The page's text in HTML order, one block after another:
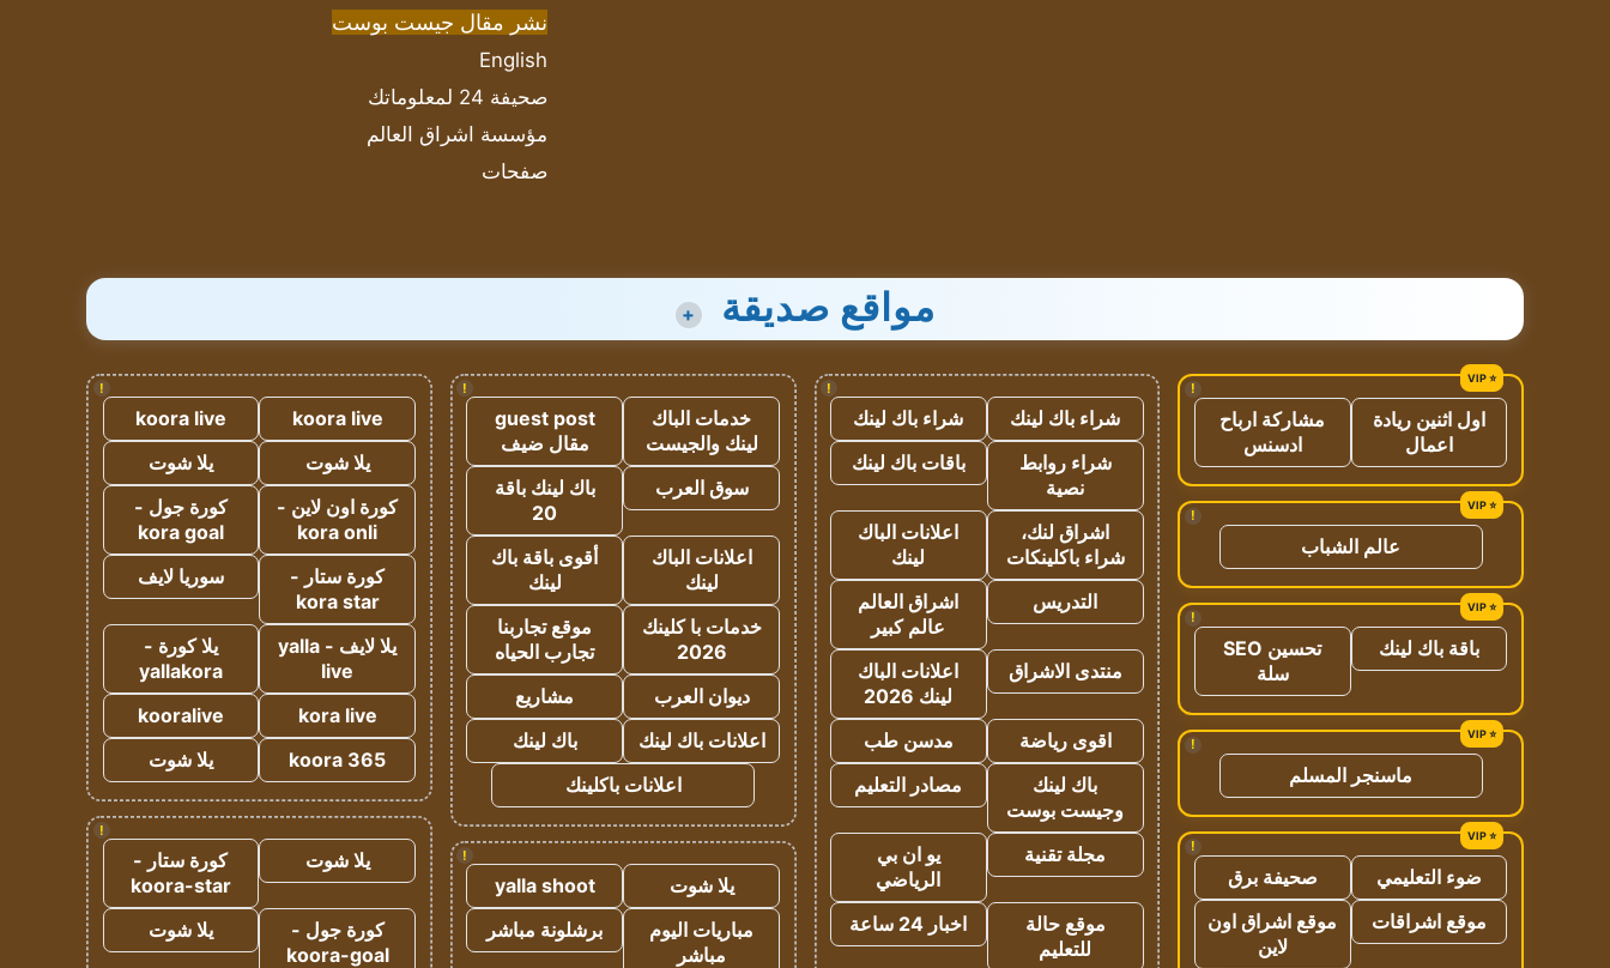
نشر مقال جيست بوست
English
صحيفة 24 لمعلوماتك
مؤسسة اشراق العالم
صفحات
مواقع صديقة +
!
اول اثنين ريادة
اعمال
مشاركة ارباح
ادسنس
!
عالم الشباب
!
باقة باك لينك
تحسين SEO
سلة
!
ماسنجر المسلم
!
ضوء التعليمي
صحيفة برق
موقع اشراقات
موقع اشراق اون
لاين
!
شراء باك لينك
شراء باك لينك
شراء روابط
نصية
باقات باك لينك
اشراق لنك،
شراء باكلينكات
اعلانات الباك
لينك
التدريس
اشراق العالم
عالم كبير
منتدى الاشراق
اعلانات الباك
لينك 2026
اقوى رياضة
مدسن طب
باك لينك
وجيست بوست
مصادر التعليم
مجلة تقنية
يو ان بي
الرياضي
موقع حالة
للتعليم
اخبار 24 ساعة
!
خدمات الباك
لينك والجيست
guest post
مقال ضيف
سوق العرب
باك لينك باقة
20
اعلانات الباك
لينك
أقوى باقة باك
لينك
خدمات با كلينك
2026
موقع تجاربنا
تجارب الحياه
ديوان العرب
مشاريع
اعلانات باك لينك
باك لينك
اعلانات باكلينك
!
يلا شوت
yalla shoot
مباريات اليوم
مباشر
برشلونة مباشر
!
koora live
koora live
يلا شوت
يلا شوت
كورة اون لاين -
kora onli
كورة جول -
kora goal
كورة ستار -
kora star
سوريا لايف
يلا لايف - yalla
live
يلا كورة -
yallakora
kora live
kooralive
koora 365
يلا شوت
!
يلا شوت
كورة ستار -
koora-star
كورة جول -
koora-goal
يلا شوت